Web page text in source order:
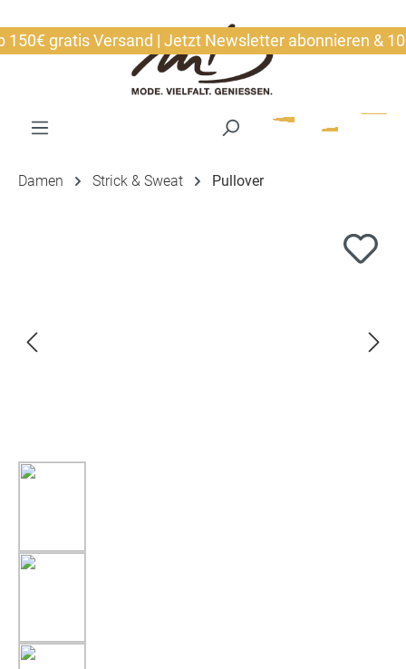
gratis Versand | Jetzt Newsletter abonnieren & 10€
Damen Strick & Sweat Pullover